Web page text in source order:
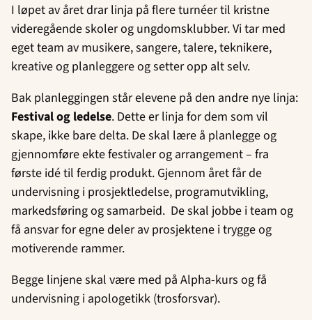
I løpet av året drar linja på flere turnéer til kristne
videregående skoler og ungdomsklubber. Vi tar med
eget team av musikere, sangere, talere, teknikere,
kreative og planleggere og setter opp alt selv.
Bak planleggingen står elevene på den andre nye linja:
Festival og ledelse. Dette er linja for dem som vil
skape, ikke bare delta. De skal lære å planlegge og
gjennomføre ekte festivaler og arrangement – fra
første idé til ferdig produkt. Gjennom året får de
undervisning i prosjektledelse, programutvikling,
markedsføring og samarbeid. De skal jobbe i team og
få ansvar for egne deler av prosjektene i trygge og
motiverende rammer.
Begge linjene skal være med på Alpha-kurs og få
undervisning i apologetikk (trosforsvar).